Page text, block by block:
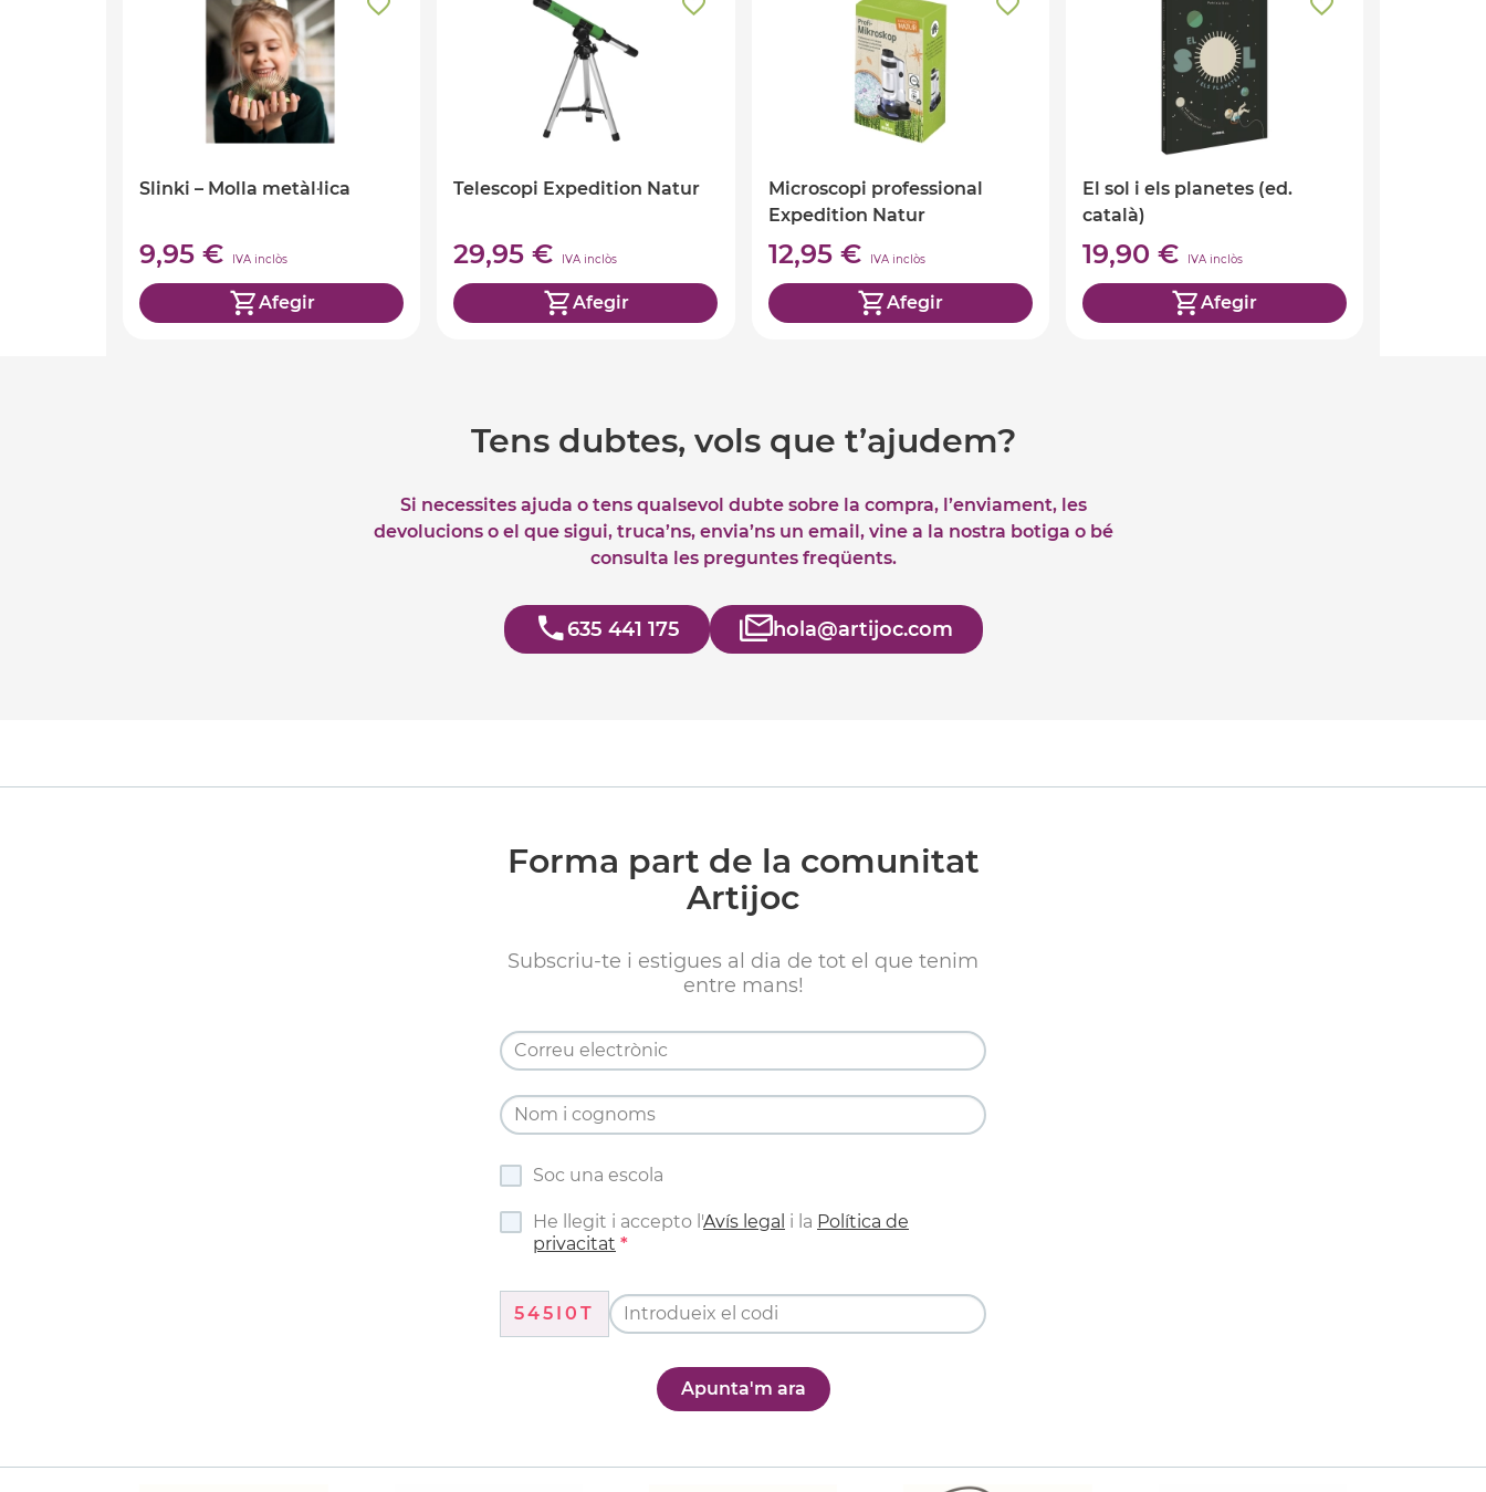
Slinki – Molla metàl·lica
9,95 € IVA inclòs
Afegir
Telescopi Expedition Natur
29,95 € IVA inclòs
Afegir
Microscopi professional
Expedition Natur
12,95 € IVA inclòs
Afegir
El sol i els planetes (ed.
català)
19,90 € IVA inclòs
Afegir
Tens dubtes, vols que t’ajudem?
Si necessites ajuda o tens qualsevol dubte sobre la compra, l’enviament, les
devolucions o el que sigui, truca’ns, envia’ns un email, vine a la nostra botiga o bé
consulta les preguntes freqüents.
635 441 175 hola@artijoc.com
Forma part de la comunitat
Artijoc
Subscriu-te i estigues al dia de tot el que tenim
entre mans!
Soc una escola
He llegit i accepto l'Avís legal i la Política de
privacitat
545I0T
Apunta'm ara